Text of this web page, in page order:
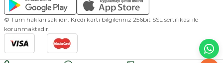
© Tüm hakları saklıdır. Kredi kartı bilgileriniz 256bit SSL sertifikası ile
korunmaktadır.